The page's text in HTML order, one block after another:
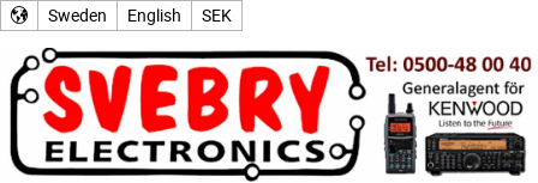
Sweden English SEK